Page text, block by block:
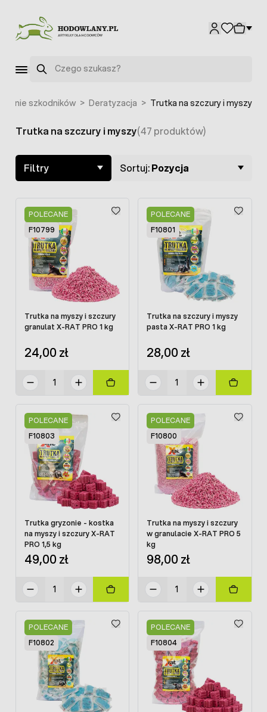
Szukaj
szkodników > Deratyzacja > Trutka na szczury i myszy
Skip to product list
Trutka na szczury i myszy(47 produktów)
Filtry Sortuj:Pozycja
POLECANE
F10799
Trutka na myszy i szczury
granulat X-RAT PRO 1 kg
24,00 zł
POLECANE
F10801
Trutka na szczury i myszy
pasta X-RAT PRO 1 kg
28,00 zł
POLECANE
F10803
Trutka gryzonie - kostka
na myszy i szczury X-RAT
PRO 1,5 kg
49,00 zł
POLECANE
F10800
Trutka na myszy i szczury
w granulacie X-RAT PRO 5
kg
98,00 zł
POLECANE
F10802
POLECANE
F10804